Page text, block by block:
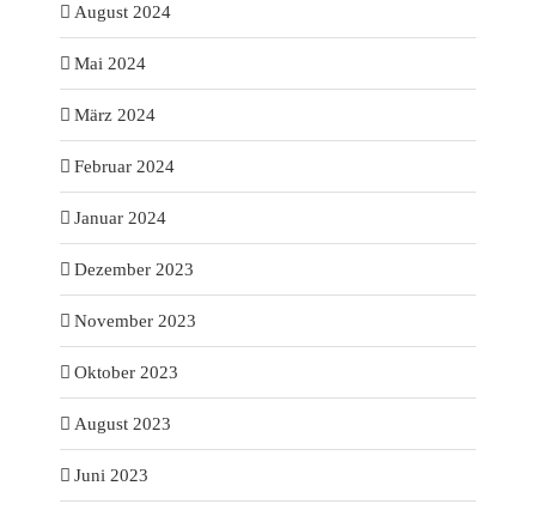
August 2024
Mai 2024
März 2024
Februar 2024
Januar 2024
Dezember 2023
November 2023
Oktober 2023
August 2023
Juni 2023